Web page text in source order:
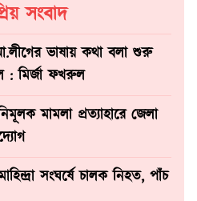
সংবাদ
আ.লীগের ভাষায় কথা বলা শুরু
: মির্জা ফখরুল
মামলা প্রত্যাহারে জেলা
সংঘর্ষে চালক নিহত, পাঁচ